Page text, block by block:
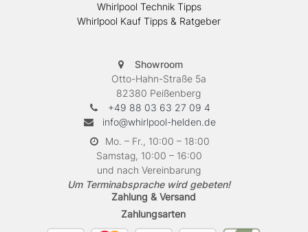
Whirlpool Technik Tipps
Whirlpool Kauf Tipps & Ratgeber
Showroom
Otto-Hahn-Straße 5a
82380 Peißenberg
+49 88 03 63 27 09 4
info@whirlpool-helden.de
Mo. – Fr., 10:00 – 18:00
Samstag, 10:00 – 16:00
und nach Vereinbarung
Um Terminabsprache wird gebeten!
Zahlung & Versand
Zahlungsarten